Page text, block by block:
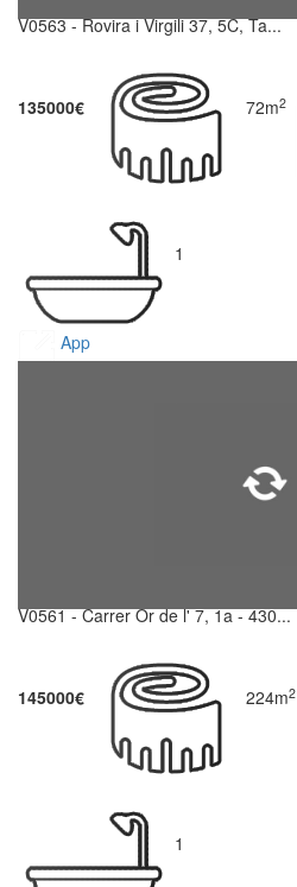
V0563 - Rovira i Virgili 37, 5C, Ta...
135000€ 72m2
1
App
V0561 - Carrer Or de l' 7, 1a - 430...
145000€ 224m2
1